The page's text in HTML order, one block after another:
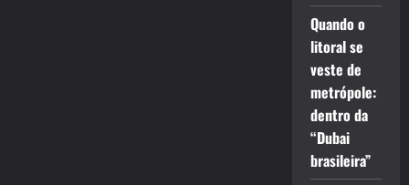
Quando o
litoral se
veste de
metrópole:
dentro da
“Dubai
brasileira”